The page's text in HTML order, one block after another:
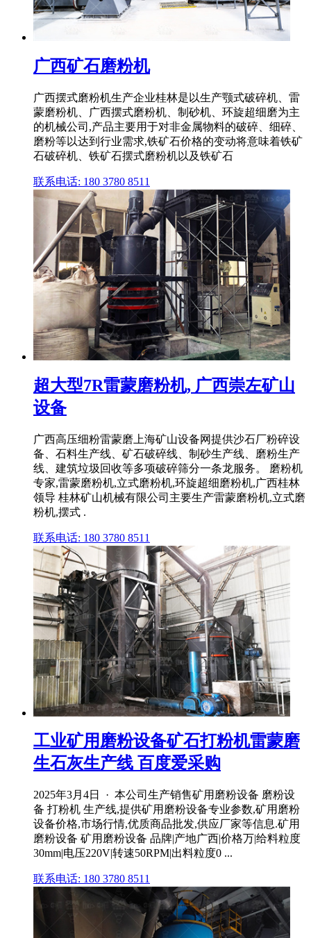
广西矿石磨粉机
广西摆式磨粉机生产企业桂林是以生产颚式破碎机、雷
蒙磨粉机、广西摆式磨粉机、制砂机、环旋超细磨为主
的机械公司,产品主要用于对非金属物料的破碎、细碎、
磨粉等以达到行业需求,铁矿石价格的变动将意味着铁矿
石破碎机、铁矿石摆式磨粉机以及铁矿石
联系电话: 180 3780 8511
超大型7R雷蒙磨粉机, 广西崇左矿山
设备
广西高压细粉雷蒙磨上海矿山设备网提供沙石厂粉碎设
备、石料生产线、矿石破碎线、制砂生产线、磨粉生产
线、建筑垃圾回收等多项破碎筛分一条龙服务。 磨粉机
专家,雷蒙磨粉机,立式磨粉机,环旋超细磨粉机,广西桂林
领导 桂林矿山机械有限公司主要生产雷蒙磨粉机,立式磨
粉机,摆式 .
联系电话: 180 3780 8511
工业矿用磨粉设备矿石打粉机雷蒙磨
生石灰生产线 百度爱采购
2025年3月4日 · 本公司生产销售矿用磨粉设备 磨粉设
备 打粉机 生产线,提供矿用磨粉设备专业参数,矿用磨粉
设备价格,市场行情,优质商品批发,供应厂家等信息.矿用
磨粉设备 矿用磨粉设备 品牌|产地广西|价格万|给料粒度
30mm|电压220V|转速50RPM|出料粒度0 ...
联系电话: 180 3780 8511